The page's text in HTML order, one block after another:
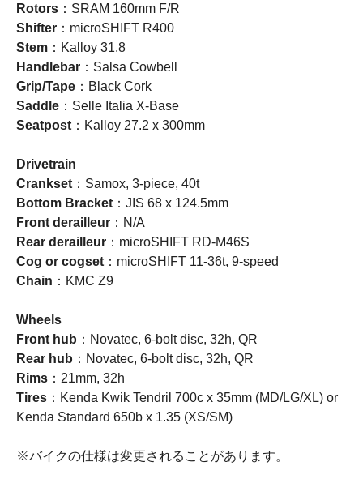
Rotors ：SRAM 160mm F/R
Shifter ：microSHIFT R400
Stem ：Kalloy 31.8
Handlebar ：Salsa Cowbell
Grip/Tape ：Black Cork
Saddle ：Selle Italia X-Base
Seatpost ：Kalloy 27.2 x 300mm
Drivetrain
Crankset ：Samox, 3-piece, 40t
Bottom Bracket ：JIS 68 x 124.5mm
Front derailleur ：N/A
Rear derailleur ：microSHIFT RD-M46S
Cog or cogset ：microSHIFT 11-36t, 9-speed
Chain ：KMC Z9
Wheels
Front hub ：Novatec, 6-bolt disc, 32h, QR
Rear hub ：Novatec, 6-bolt disc, 32h, QR
Rims ：21mm, 32h
Tires ：Kenda Kwik Tendril 700c x 35mm (MD/LG/XL) or
Kenda Standard 650b x 1.35 (XS/SM)
※バイクの仕様は変更されることがあります。